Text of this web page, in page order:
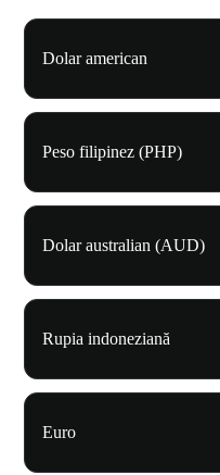
Dolar american
Peso filipinez (PHP)
Dolar australian (AUD)
Rupia indoneziană
Euro